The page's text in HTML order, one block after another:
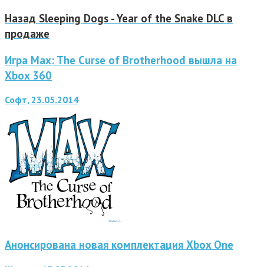
Назад Sleeping Dogs - Year of the Snake DLC в
продаже
Игра Max: The Curse of Brotherhood вышла на
Xbox 360
Софт, 23.05.2014
Анонсирована новая комплектация Xbox One